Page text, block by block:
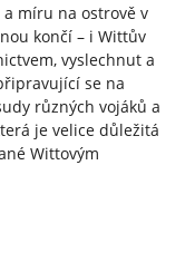
míru na ostrově v
končí – i Wittův
vyslechnut a
se na
různých vojáků a
je velice důležitá
Wittovým